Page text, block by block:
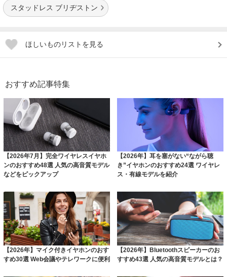
スタッドレス ブリヂストン
ほしいものリストを見る
おすすめ記事特集
【2026年7月】完全ワイヤレスイヤホ
ンのおすすめ48選 人気の高音質モデル
などをピックアップ
【2026年】耳を塞がない“ながら聴
き”イヤホンのおすすめ24選 ワイヤレ
ス・有線モデルを紹介
【2026年】マイク付きイヤホンのおす
すめ30選 Web会議やテレワークに便利
【2026年】Bluetoothスピーカーのお
すすめ43選 人気の高音質モデルとは？